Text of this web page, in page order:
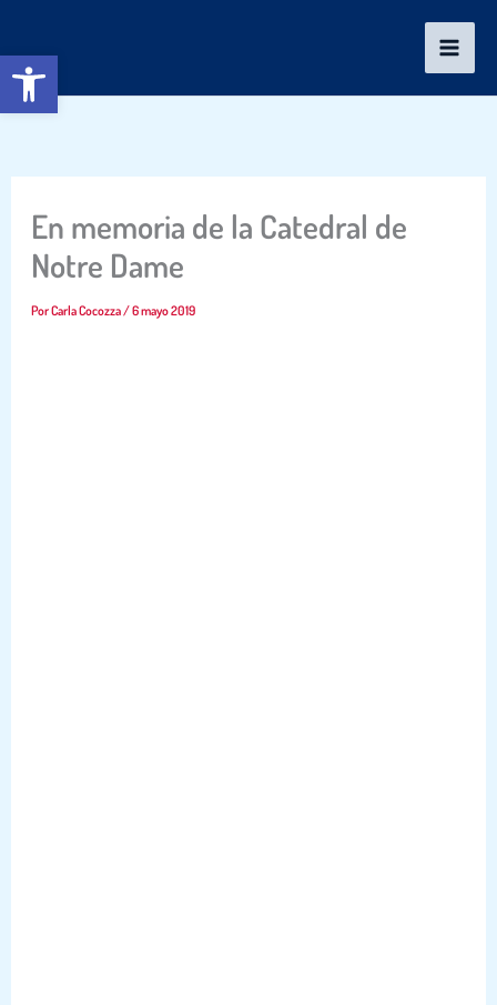
Abrir barra de herramientas
contenido
En memoria de la Catedral de
Notre Dame
PorCarla Cocozza/6 mayo 2019